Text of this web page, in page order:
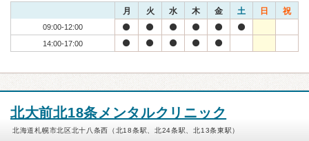
月 火 水 木 金 土 日 祝
09:00-12:00
14:00-17:00
北大前北18条メンタルクリニック
北海道札幌市北区北十八条西（北18条駅、北24条駅、北13条東駅）